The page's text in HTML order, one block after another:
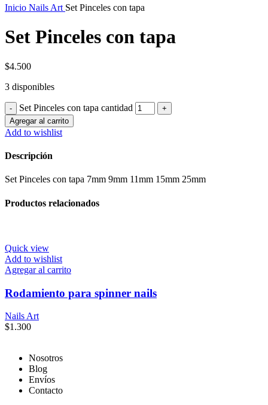
Inicio Nails Art Set Pinceles con tapa
Set Pinceles con tapa
$4.500
3 disponibles
Set Pinceles con tapa cantidad
Agregar al carrito
Add to wishlist
Descripción
Set Pinceles con tapa 7mm 9mm 11mm 15mm 25mm
Productos relacionados
Quick view
Add to wishlist
Agregar al carrito
Rodamiento para spinner nails
Nails Art
$1.300
Nosotros
Blog
Envíos
Contacto